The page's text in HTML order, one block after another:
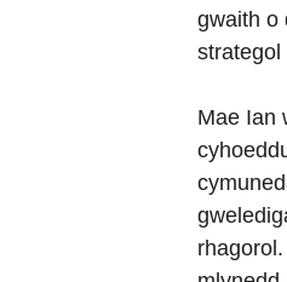
gwaith o
strategol
Mae Ian